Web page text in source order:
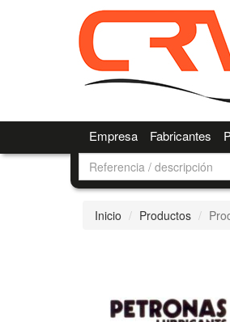
Empresa Fabricantes
Inicio Productos